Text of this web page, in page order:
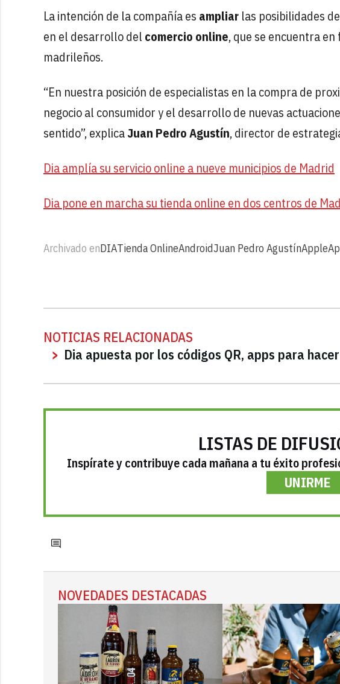
La intención de la compañía es ampliar las posibilidades
en el desarrollo del comercio online, que se encuentra
madrileños.
“En nuestra posición de especialistas en la compra de
negocio al consumidor y el desarrollo de nuevas
sentido”, explicaJuan Pedro Agustín, director de
Dia amplía su servicio online a nueve municipios de Madrid
Dia pone en marcha su tienda online en dos centros de
Archivado enDIATienda OnlineAndroidJuan Pedro AgustínApple
NOTICIAS RELACIONADAS
Dia apuesta por los códigos QR, apps para
LISTAS DE
Inspírate y contribuye cada mañana a tu éxito
UNIRME
NOVEDADES DESTACADAS